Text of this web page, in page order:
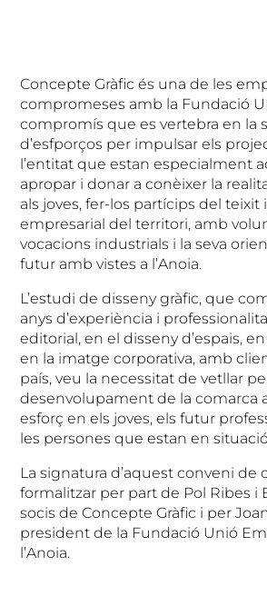
Concepte Gràfic és una de les
compromeses amb la Fundació
compromís que es vertebra en la
d’esfporços per impulsar els
l’entitat que estan especialment
apropar i donar a conèixer la
als joves, fer-los partícips del teixit
empresarial del territori, amb
vocacions industrials i la seva
futur amb vistes a l’Anoia.
L’estudi de disseny gràfic, que
anys d’experiència i
editorial, en el disseny d’espais,
en la imatge corporativa, amb
país, veu la necessitat de vetllar
desenvolupament de la comarca
esforç en els joves, els futur
les persones que estan en situació
La signatura d’aquest conveni de
formalitzar per part de Pol Ribes i
socis de Concepte Gràfic i per
president de la Fundació Unió
l’Anoia.